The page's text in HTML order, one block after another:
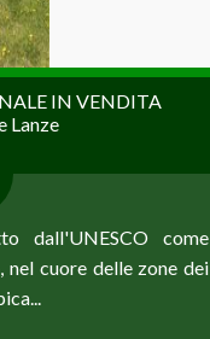
IN VENDITA
Lanze
dall'UNESCO come
cuore delle zone dei